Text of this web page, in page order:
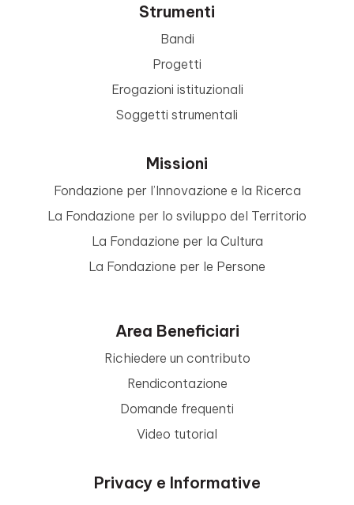
Strumenti
Bandi
Progetti
Erogazioni istituzionali
Soggetti strumentali
Missioni
Fondazione per l’Innovazione e la Ricerca
La Fondazione per lo sviluppo del Territorio
La Fondazione per la Cultura
La Fondazione per le Persone
Area Beneficiari
Richiedere un contributo
Rendicontazione
Domande frequenti
Video tutorial
Privacy e Informative